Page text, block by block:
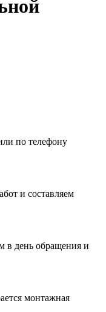
по телефону
и составляем
в день обращения и
монтажная